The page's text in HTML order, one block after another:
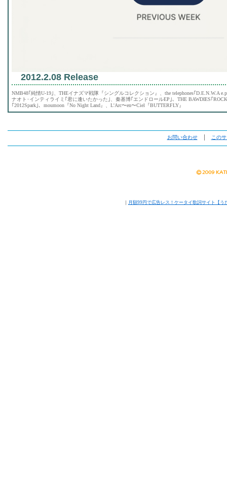
2012.2.08 Release
NMB48｢純情U-19｣、THEイナズマ戦隊『シングルコレクション』、the telephones｢D.E.N.W.A
ナオト･インティライミ｢君に逢いたかった｣、秦基博｢エンドロールEP｣、THE BAWDIES｢
｢2012Spark｣、moumoon『No Night Land』、L'Arc〜en〜Ciel『BUTTERFLY』
お問い合わせ│ この
｜ 月額99円で広告レス！ケータイ歌詞サイト【う